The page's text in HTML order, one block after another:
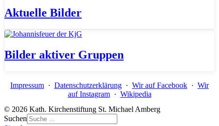
Aktuelle Bilder
Bilder aktiver Gruppen
Impressum · Datenschutzerklärung · Wir auf Facebook · Wir
auf Instagram· Wikipedia
© 2026 Kath. Kirchenstiftung St. Michael Amberg
Suchen